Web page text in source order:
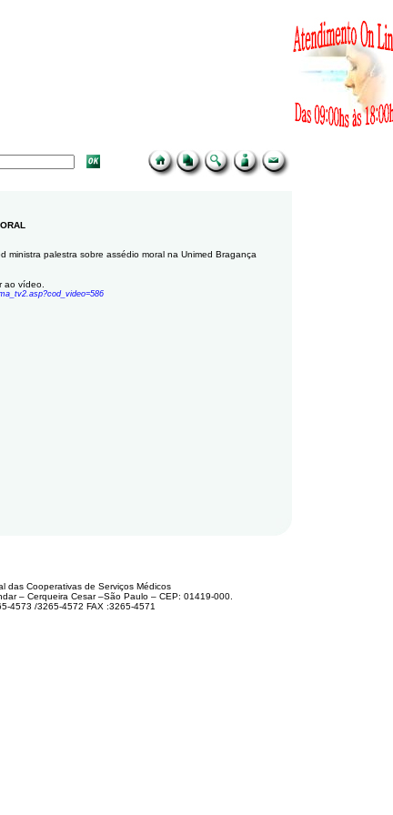
ministra palestra sobre assédio moral na Unimed Bragança
ao vídeo.
das Cooperativas de Serviços Médicos
– Cerqueira Cesar –São Paulo – CEP: 01419-000.
4573 /3265-4572 FAX :3265-4571